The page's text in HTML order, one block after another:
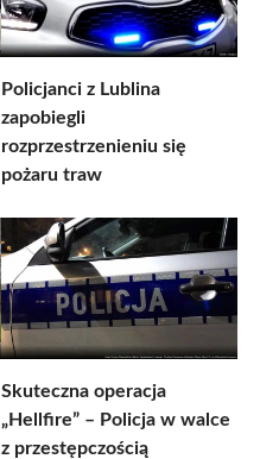
Policjanci z Lublina
zapobiegli
rozprzestrzenieniu się
pożaru traw
Skuteczna operacja
„Hellfire” – Policja w walce
z przestępczością